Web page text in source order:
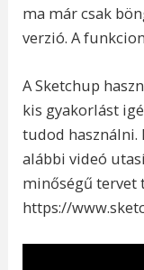
ma már csak
verzió. A
A Sketchup
kis gyakorlást
tudod használni.
alábbi videó
minőségű tervet
https://